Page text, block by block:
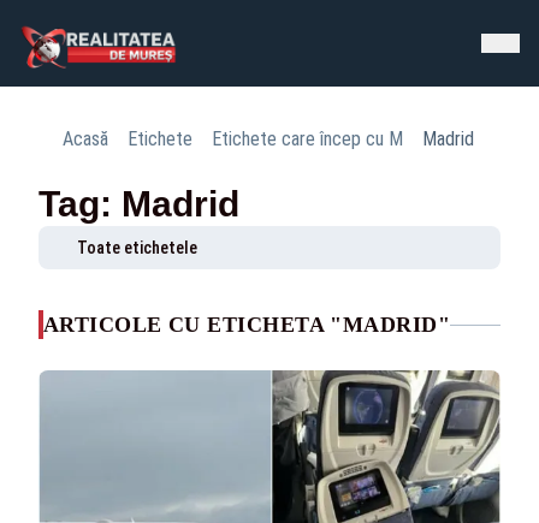
Acasă Etichete Etichete care încep cu M Madrid
Tag: Madrid
Toate etichetele
ARTICOLE CU ETICHETA "MADRID"